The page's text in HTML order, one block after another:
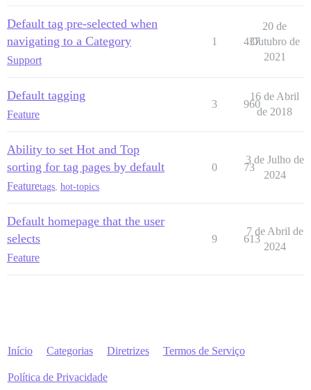
Default tag pre-selected when
navigating to a Category
Support
1 437
20 de
Outubro de
2021
Default tagging
Feature
3 960
16 de Abril
de 2018
Ability to set Hot and Top
sorting for tag pages by default
Featuretags hot-topics
0 73
3 de Julho de
2024
Default homepage that the user
selects
Feature
9 613
7 de Abril de
2024
Início Categorias Diretrizes Termos de Serviço
Política de Privacidade